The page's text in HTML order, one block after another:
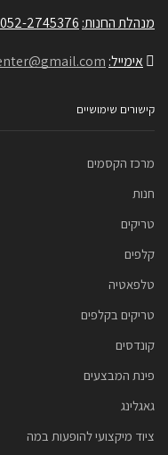
מנהלת החנות: 052-2745376
אימייל:
קישורים שימושיים
מרכז הקסמים
חנות
טריקים
קלפים
טלפאטיה
טריקים בקלפים
קונדסים
פינת המבצעים
גאגלינג
ציוד מיקצועי להופעות במה